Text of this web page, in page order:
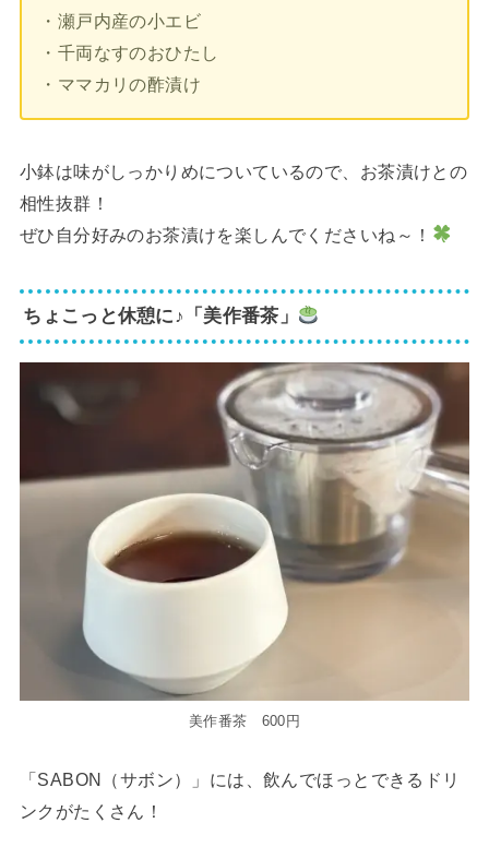
・瀬戸内産の小エビ
・千両なすのおひたし
・ママカリの酢漬け
小鉢は味がしっかりめについているので、お茶漬けとの
相性抜群！
ぜひ自分好みのお茶漬けを楽しんでくださいね～！
ちょこっと休憩に♪「美作番茶」
美作番茶 600円
「SABON（サボン）」には、飲んでほっとできるドリ
ンクがたくさん！